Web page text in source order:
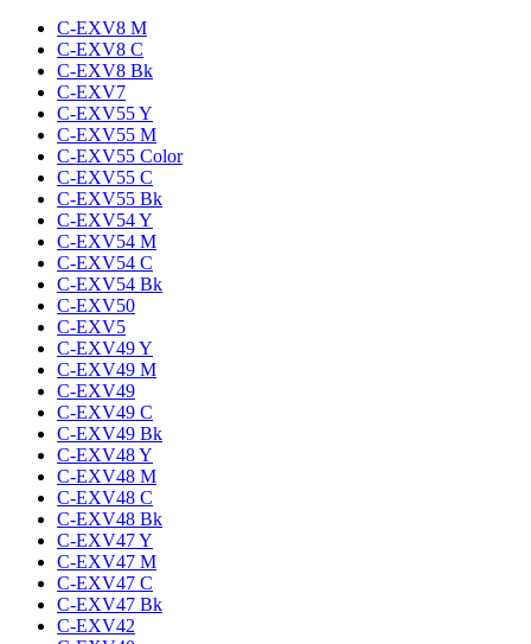
C-EXV8 M
C-EXV8 C
C-EXV8 Bk
C-EXV7
C-EXV55 Y
C-EXV55 M
C-EXV55 Color
C-EXV55 C
C-EXV55 Bk
C-EXV54 Y
C-EXV54 M
C-EXV54 C
C-EXV54 Bk
C-EXV50
C-EXV5
C-EXV49 Y
C-EXV49 M
C-EXV49
C-EXV49 C
C-EXV49 Bk
C-EXV48 Y
C-EXV48 M
C-EXV48 C
C-EXV48 Bk
C-EXV47 Y
C-EXV47 M
C-EXV47 C
C-EXV47 Bk
C-EXV42